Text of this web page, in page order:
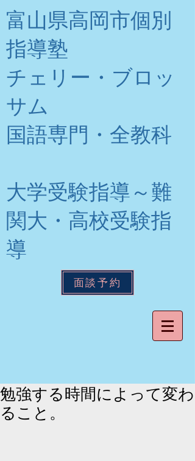
富山県高岡市個別
指導塾
チェリー・ブロッ
サム
​国語専門・全教科
大学受験指導～難
関大・高校受験指
導
面談予約
勉強する時間によって変わ
ること。